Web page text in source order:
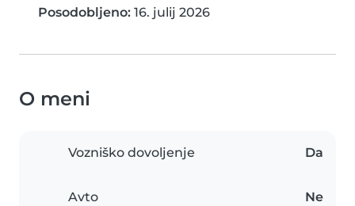
Posodobljeno: 16. julij 2026
O meni
Vozniško dovoljenje Da
Avto Ne